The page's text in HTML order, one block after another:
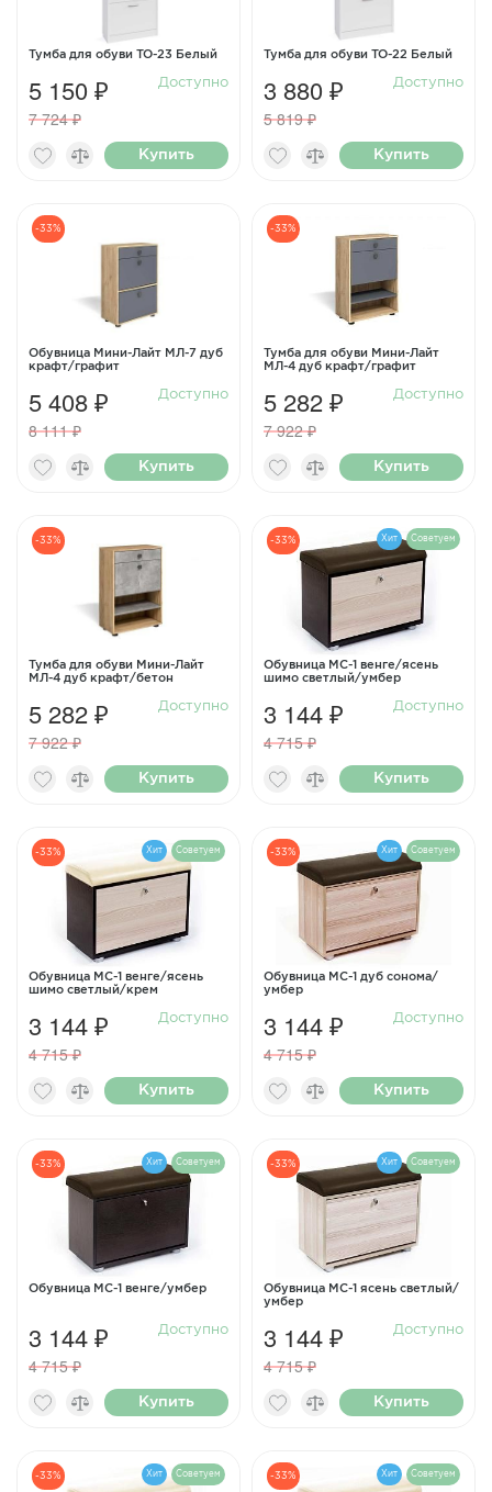
Тумба для обуви ТО-23 Белый
5 150 ₽
7 724 ₽
Доступно
Купить
Тумба для обуви ТО-22 Белый
3 880 ₽
5 819 ₽
Доступно
Купить
-33%
Обувница Мини-Лайт МЛ-7 дуб
крафт/графит
5 408 ₽
8 111 ₽
Доступно
Купить
-33%
Тумба для обуви Мини-Лайт
МЛ-4 дуб крафт/графит
5 282 ₽
7 922 ₽
Доступно
Купить
-33%
Тумба для обуви Мини-Лайт
МЛ-4 дуб крафт/бетон
5 282 ₽
7 922 ₽
Доступно
Купить
-33% Хит Советуем
Обувница МС-1 венге/ясень
шимо светлый/умбер
3 144 ₽
4 715 ₽
Доступно
Купить
-33% Хит Советуем
Обувница МС-1 венге/ясень
шимо светлый/крем
3 144 ₽
4 715 ₽
Доступно
Купить
-33% Хит Советуем
Обувница МС-1 дуб сонома/
умбер
3 144 ₽
4 715 ₽
Доступно
Купить
-33% Хит Советуем
Обувница МС-1 венге/умбер
3 144 ₽
4 715 ₽
Доступно
Купить
-33% Хит Советуем
Обувница МС-1 ясень светлый/
умбер
3 144 ₽
4 715 ₽
Доступно
Купить
-33% Хит Советуем -33% Хит Советуем